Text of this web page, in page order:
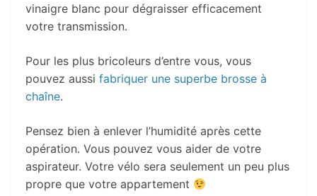
vinaigre blanc pour dégraisser efficacement
votre transmission.
Pour les plus bricoleurs d’entre vous, vous
pouvez aussi fabriquer une superbe brosse à
chaîne.
Pensez bien à enlever l’humidité après cette
opération. Vous pouvez vous aider de votre
aspirateur. Votre vélo sera seulement un peu plus
propre que votre appartement